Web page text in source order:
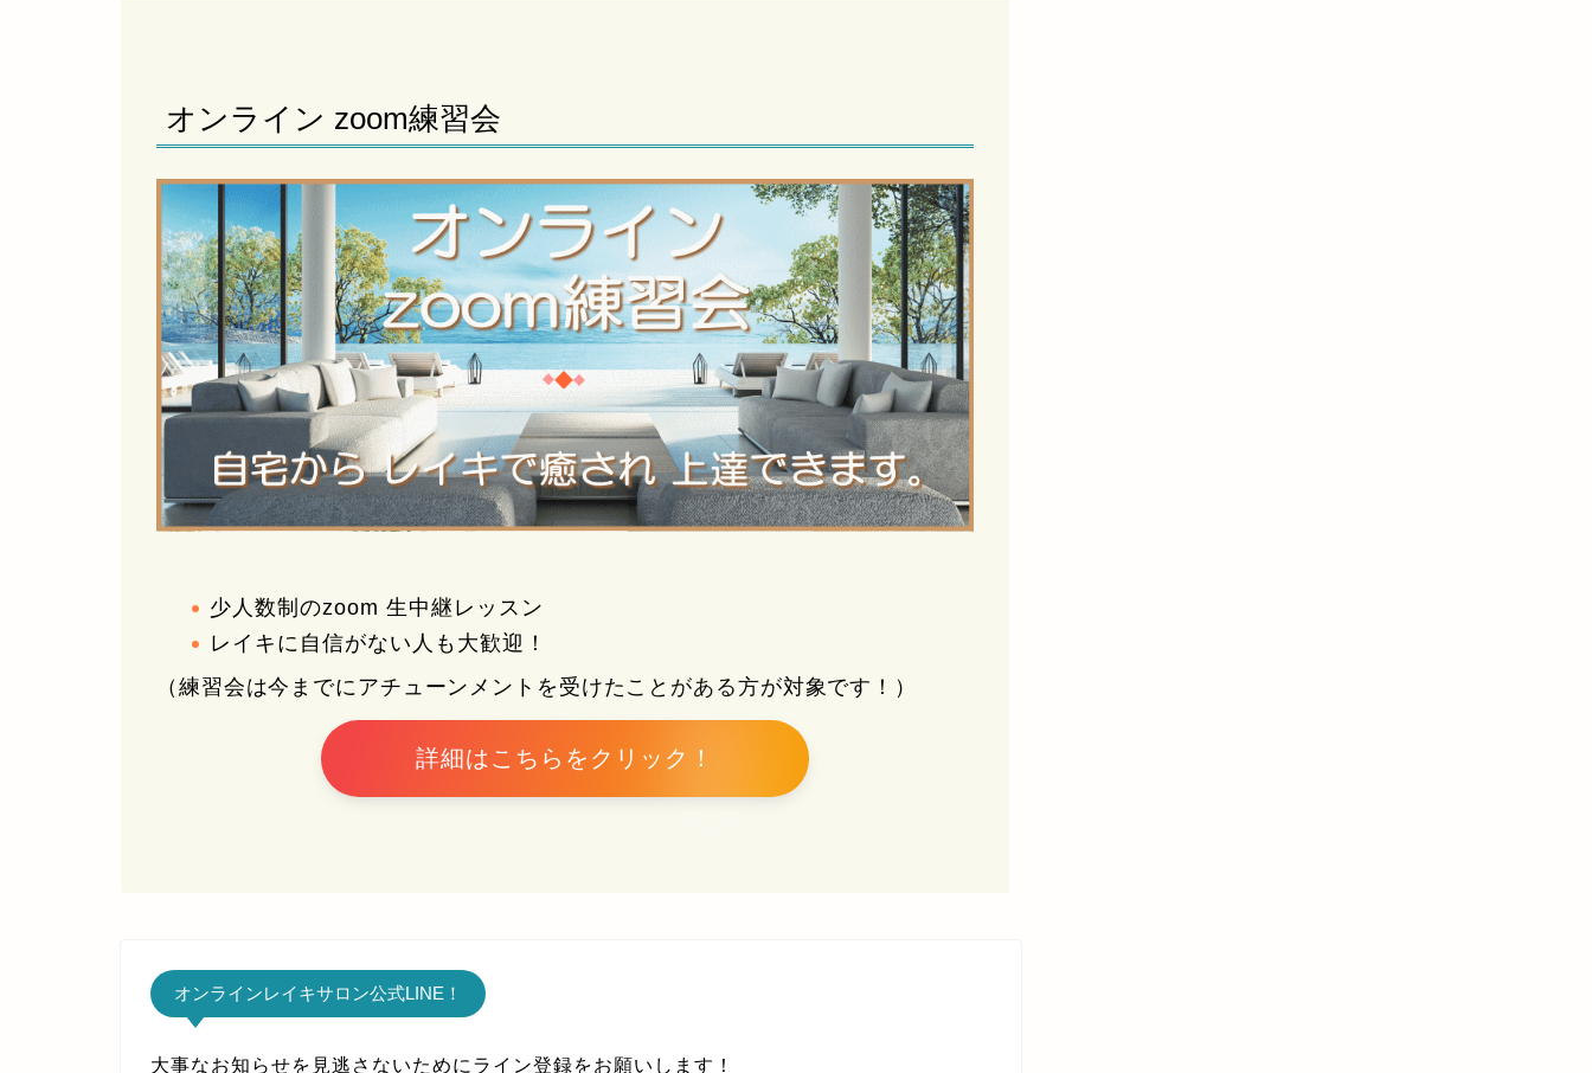
オンライン zoom練習会
少人数制のzoom 生中継レッスン
レイキに自信がない人も大歓迎！
（練習会は今までにアチューンメントを受けたことがある方が対象です！）
詳細はこちらをクリック！
オンラインレイキサロン公式LINE！
大事なお知らせを見逃さないためにライン登録をお願いします！